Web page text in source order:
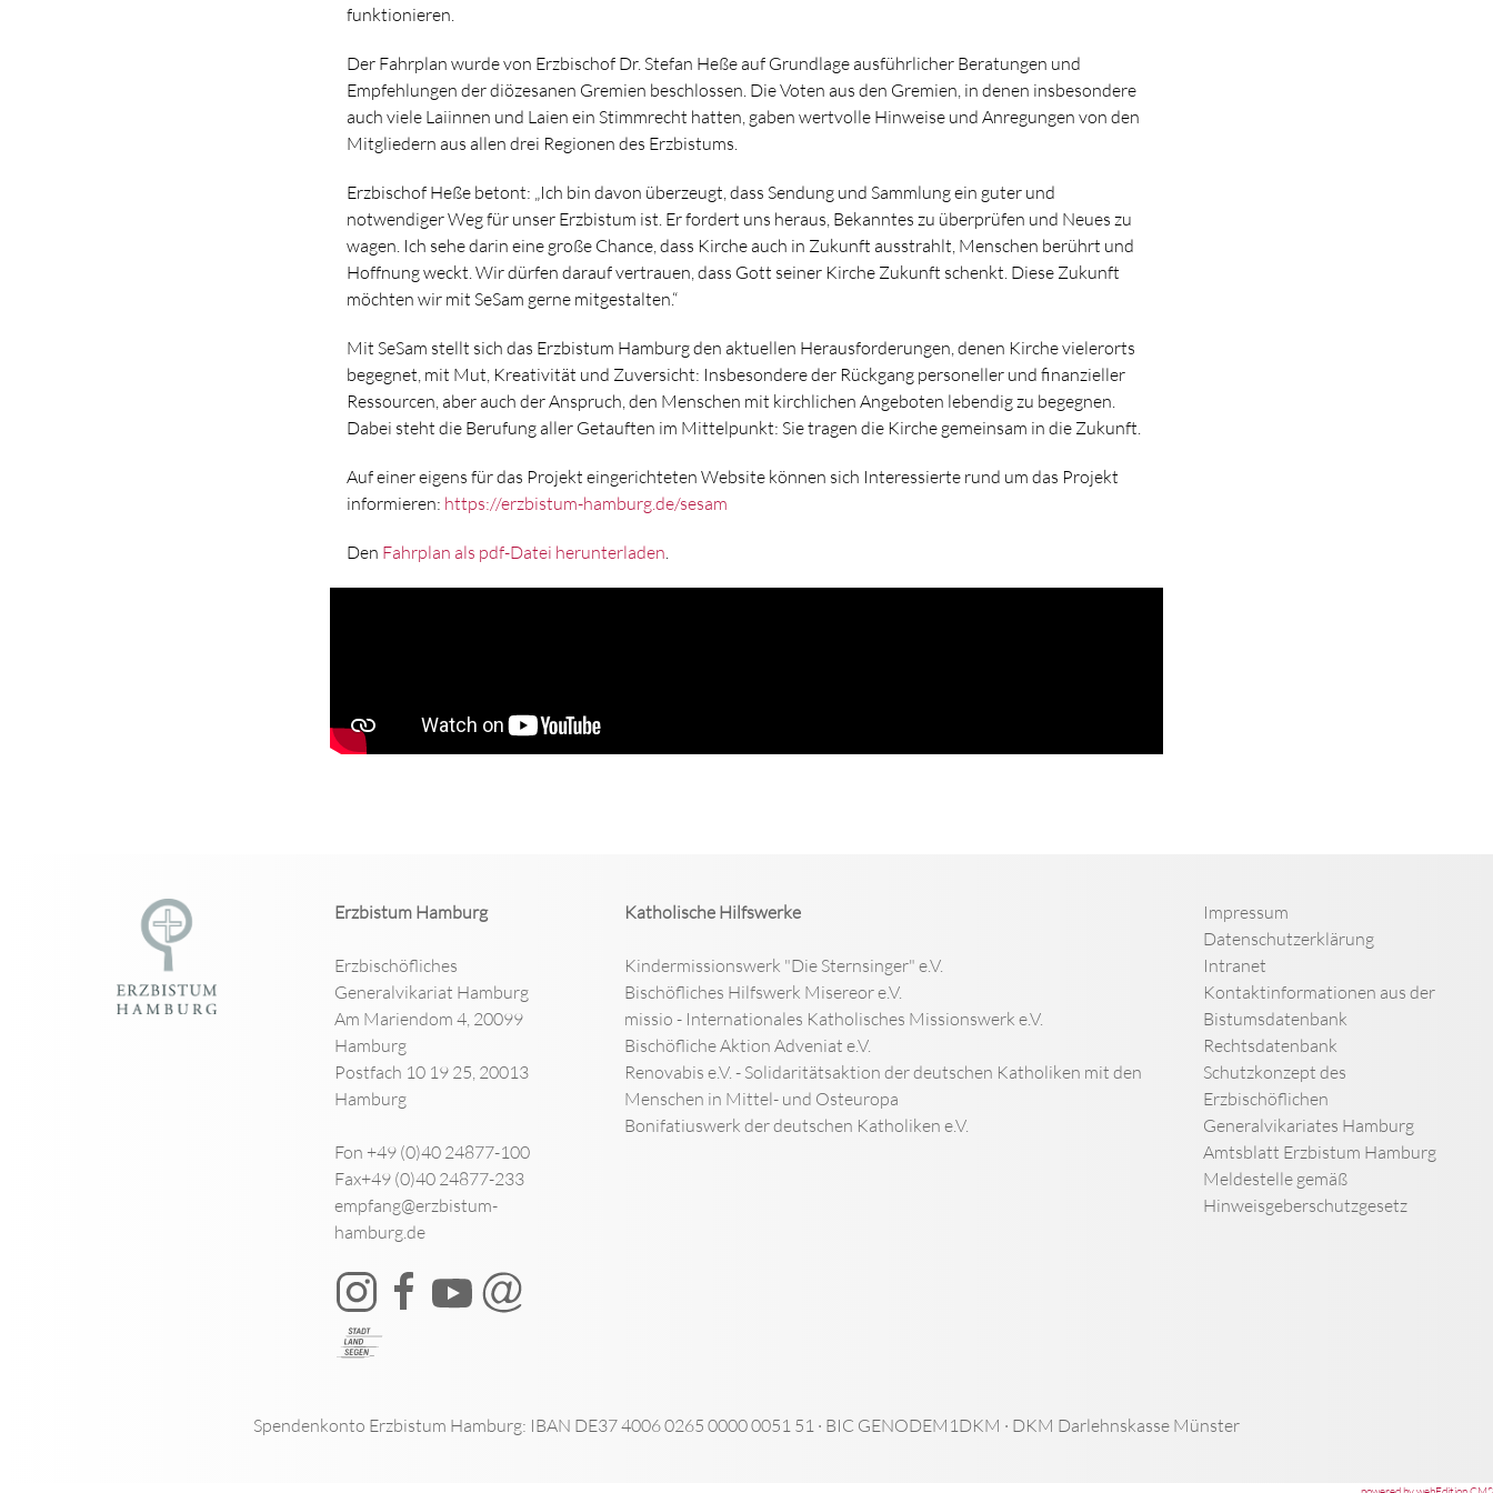
funktionieren.
Der Fahrplan wurde von Erzbischof Dr. Stefan Heße auf Grundlage ausführlicher Beratungen und
Empfehlungen der diözesanen Gremien beschlossen. Die Voten aus den Gremien, in denen insbesondere
auch viele Laiinnen und Laien ein Stimmrecht hatten, gaben wertvolle Hinweise und Anregungen von den
Mitgliedern aus allen drei Regionen des Erzbistums.
Erzbischof Heße betont: „Ich bin davon überzeugt, dass Sendung und Sammlung ein guter und
notwendiger Weg für unser Erzbistum ist. Er fordert uns heraus, Bekanntes zu überprüfen und Neues zu
wagen. Ich sehe darin eine große Chance, dass Kirche auch in Zukunft ausstrahlt, Menschen berührt und
Hoffnung weckt. Wir dürfen darauf vertrauen, dass Gott seiner Kirche Zukunft schenkt. Diese Zukunft
möchten wir mit SeSam gerne mitgestalten.“
Mit SeSam stellt sich das Erzbistum Hamburg den aktuellen Herausforderungen, denen Kirche vielerorts
begegnet, mit Mut, Kreativität und Zuversicht: Insbesondere der Rückgang personeller und finanzieller
Ressourcen, aber auch der Anspruch, den Menschen mit kirchlichen Angeboten lebendig zu begegnen.
Dabei steht die Berufung aller Getauften im Mittelpunkt: Sie tragen die Kirche gemeinsam in die Zukunft.
Auf einer eigens für das Projekt eingerichteten Website können sich Interessierte rund um das Projekt
informieren: https://erzbistum-hamburg.de/sesam
Den Fahrplan als pdf-Datei herunterladen
Erzbistum Hamburg
Erzbischöfliches
Generalvikariat Hamburg
Am Mariendom 4, 20099
Hamburg
Postfach 10 19 25, 20013
Hamburg
Fon +49 (0)40 24877-100
Fax+49 (0)40 24877-233
empfang@erzbistum-
hamburg.de
Katholische Hilfswerke
Kindermissionswerk "Die Sternsinger" e.V.
Bischöfliches Hilfswerk Misereor e.V.
missio - Internationales Katholisches Missionswerk e.V.
Bischöfliche Aktion Adveniat e.V.
Renovabis e.V. - Solidaritätsaktion der deutschen Katholiken mit den
Menschen in Mittel- und Osteuropa
Bonifatiuswerk der deutschen Katholiken e.V.
Impressum
Datenschutzerklärung
Intranet
Kontaktinformationen aus der
Bistumsdatenbank
Rechtsdatenbank
Schutzkonzept des
Erzbischöflichen
Generalvikariates Hamburg
Amtsblatt Erzbistum Hamburg
Meldestelle gemäß
Hinweisgeberschutzgesetz
Spendenkonto Erzbistum Hamburg: IBAN DE37 4006 0265 0000 0051 51 · BIC GENODEM1DKM · DKM Darlehnskasse Münster